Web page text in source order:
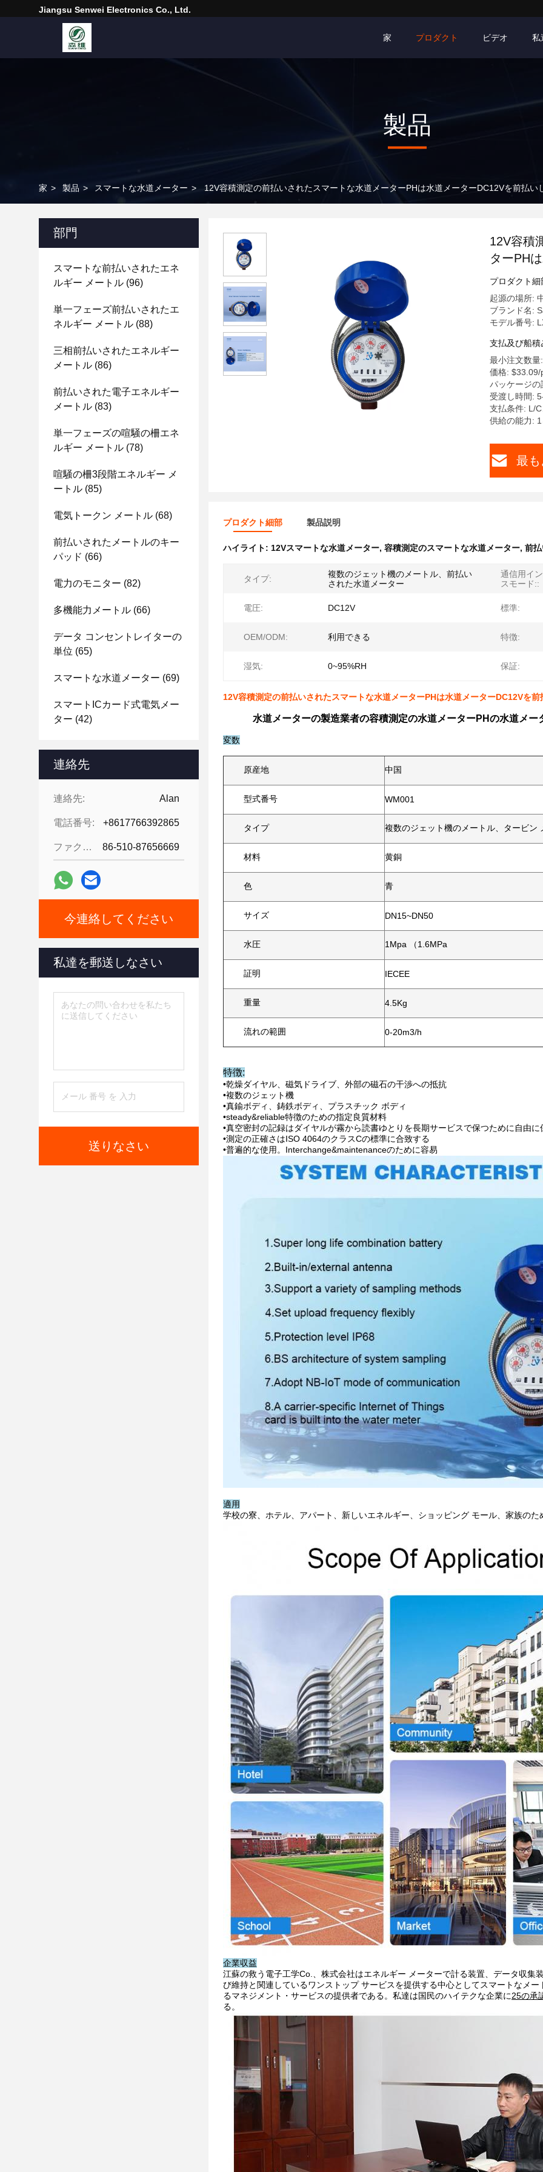
Jiangsu Senwei Electronics Co., Ltd.
家 プロダクト ビデオ 私
製品
家 > 製品 > スマートな水道メーター > 12V容積測定の前払いされたスマートな水道メーターPHは水道メーターDC12Vを前払い
部門
スマートな前払いされたエネ
ルギー メートル (96)
単一フェーズ前払いされたエ
ネルギー メートル (88)
三相前払いされたエネルギー
メートル (86)
前払いされた電子エネルギー
メートル (83)
単一フェーズの喧騒の柵エネ
ルギー メートル (78)
喧騒の柵3段階エネルギー メ
ートル (85)
電気トークン メートル (68)
前払いされたメートルのキー
パッド (66)
電力のモニター (82)
多機能力メートル (66)
データ コンセントレイターの
単位 (65)
スマートな水道メーター (69)
スマートICカード式電気メー
ター (42)
連絡先
連絡先: Alan
電話番号: +8617766392865
ファクシミリ: 86-510-87656669
今連絡してください
私達を郵送しなさい
送りなさい
12V容積
ターPH
プロダクト細
起源の場所:
ブランド名:
モデル番号:
支払及び船積
最小注文数量
価格:
パッケージ
受渡し時間:
支払条件: L/
供給の能力:
最
プロダクト細部 製品説明
ハイライト: 12Vスマートな水道メーター, 容積測定のスマートな水道メーター, 前
タイプ:
複数のジェット機のメートル、前払い
された水道メーター
通信用イ
スモード::
電圧: DC12V 標準:
OEM/ODM: 利用できる 特徴:
湿気: 0~95%RH 保証:
12V容積測定の前払いされたスマートな水道メーターPHは水道メーターDC12Vを前
水道メーターの製造業者の容積測定の水道メーターPHの水道メ
変数
原産地 中国
型式番号 WM001
タイプ 複数のジェット機のメートル、タービン
材料 黄銅
色 青
サイズ DN15~DN50
水圧 1Mpa （1.6MPa
証明 IECEE
重量 4.5Kg
流れの範囲 0-20m3/h
特徴:
•乾燥ダイヤル、磁気ドライブ、外部の磁石の干渉への抵抗
•複数のジェット機
•真鍮ボディ、鋳鉄ボディ、プラスチック ボディ
•steady&reliable特徴のための指定良質材料
•真空密封の記録はダイヤルが霧から読書ゆとりを長期サービスで保つために自由
•測定の正確さはISO 4064のクラスCの標準に合致する
•普遍的な使用。Interchange&maintenanceのために容易
適用
学校の寮、ホテル、アパート、新しいエネルギー、ショッピング モール、家族のた
企業収益
江蘇の救う電子工学Co.、株式会社はエネルギー メーターで計る装置、データ収集
び維持と関連しているワンストップ サービスを提供する中心としてスマートなメ
るマネジメント・サービスの提供者である。私達は国民のハイテクな企業に25の承
る。